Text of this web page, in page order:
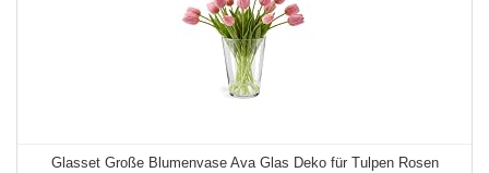
Glasset Große Blumenvase Ava Glas Deko für Tulpen Rosen